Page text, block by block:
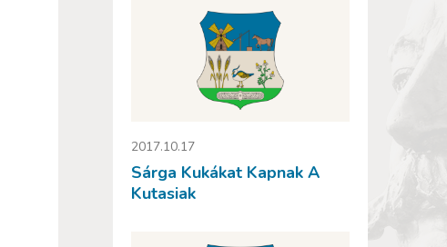
2017.10.17
Sárga Kukákat Kapnak A
Kutasiak